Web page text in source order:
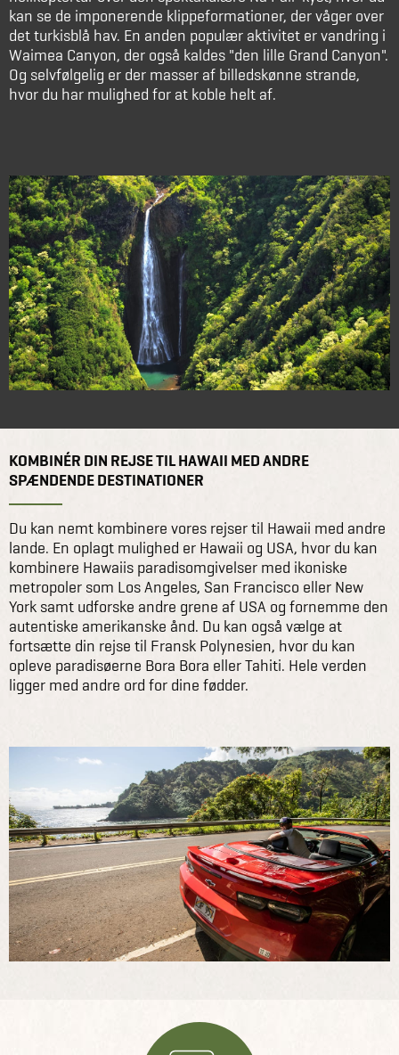
kan se de imponerende klippeformationer, der våger over
det turkisblå hav. En anden populær aktivitet er vandring i
Waimea Canyon, der også kaldes "den lille Grand Canyon".
Og selvfølgelig er der masser af billedskønne strande,
hvor du har mulighed for at koble helt af.
KOMBINÉR DIN REJSE TIL HAWAII MED ANDRE
SPÆNDENDE DESTINATIONER
Du kan nemt kombinere vores rejser til Hawaii med andre
lande. En oplagt mulighed er Hawaii og USA, hvor du kan
kombinere Hawaiis paradisomgivelser med ikoniske
metropoler som Los Angeles, San Francisco eller New
York samt udforske andre grene af USA og fornemme den
autentiske amerikanske ånd. Du kan også vælge at
fortsætte din rejse til Fransk Polynesien, hvor du kan
opleve paradisøerne Bora Bora eller Tahiti. Hele verden
ligger med andre ord for dine fødder.